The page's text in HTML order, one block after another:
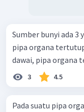
Sumber bunyi ada 3
pipa organa
dawai, pipa organa
3 4.5
Pada suatu pipa